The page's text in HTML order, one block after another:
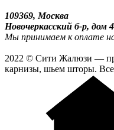
109369, Москва
Новочеркасский б-р, дом
Мы принимаем к оплате
2022 © Сити Жалюзи —
карнизы, шьем шторы.